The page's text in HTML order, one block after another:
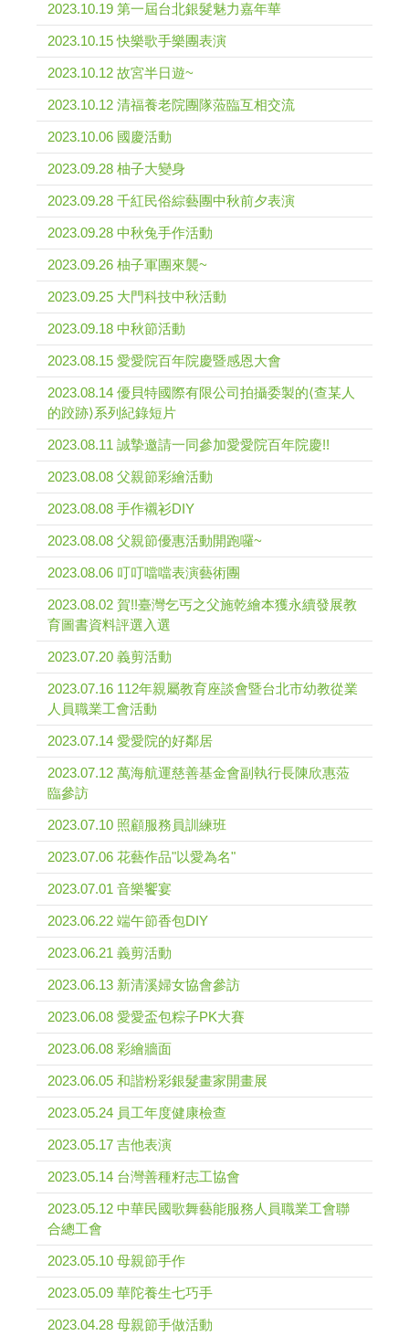
2023.10.19 第一屆台北銀髮魅力嘉年華
2023.10.15 快樂歌手樂團表演
2023.10.12 故宮半日遊~
2023.10.12 清福養老院團隊蒞臨互相交流
2023.10.06 國慶活動
2023.09.28 柚子大變身
2023.09.28 千紅民俗綜藝團中秋前夕表演
2023.09.28 中秋兔手作活動
2023.09.26 柚子軍團來襲~
2023.09.25 大門科技中秋活動
2023.09.18 中秋節活動
2023.08.15 愛愛院百年院慶暨感恩大會
2023.08.14 優貝特國際有限公司拍攝委製的⟨查某人
的跤跡⟩系列紀錄短片
2023.08.11 誠摯邀請一同參加愛愛院百年院慶!!
2023.08.08 父親節彩繪活動
2023.08.08 手作襯衫DIY
2023.08.08 父親節優惠活動開跑囉~
2023.08.06 叮叮噹噹表演藝術團
2023.08.02 賀!!臺灣乞丐之父施乾繪本獲永續發展教
育圖書資料評選入選
2023.07.20 義剪活動
2023.07.16 112年親屬教育座談會暨台北市幼教從業
人員職業工會活動
2023.07.14 愛愛院的好鄰居
2023.07.12 萬海航運慈善基金會副執行長陳欣惠蒞
臨參訪
2023.07.10 照顧服務員訓練班
2023.07.06 花藝作品"以愛為名"
2023.07.01 音樂饗宴
2023.06.22 端午節香包DIY
2023.06.21 義剪活動
2023.06.13 新清溪婦女協會參訪
2023.06.08 愛愛盃包粽子PK大賽
2023.06.08 彩繪牆面
2023.06.05 和諧粉彩銀髮畫家開畫展
2023.05.24 員工年度健康檢查
2023.05.17 吉他表演
2023.05.14 台灣善種籽志工協會
2023.05.12 中華民國歌舞藝能服務人員職業工會聯
合總工會
2023.05.10 母親節手作
2023.05.09 華陀養生七巧手
2023.04.28 母親節手做活動